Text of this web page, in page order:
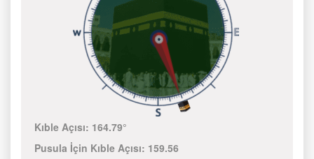
Kıble Açısı: 164.79°
Pusula İçin Kıble Açısı: 159.56